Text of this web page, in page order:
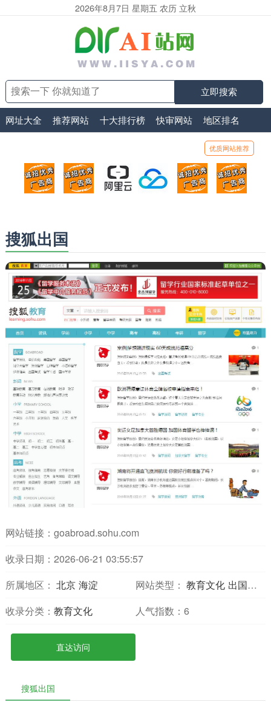
2026年8月7日 星期五 农历 立秋
立即搜索
网址大全 推荐网站 十大排行榜 快审网站 地区排名
优质网站推荐
顶部广告位1
广告位招商_广告位待售
顶部广告位2
广告位招商_广告位待售
阿里云
打折活动、99元/年
腾讯云
优惠打折，99元/年
顶部广告位5
广告位招商_
搜狐出国
网站链接： goabroad.sohu.com
收录日期：2026-06-21 03:55:57
所属地区： 北京 海淀 网站类型： 教育文化 出国留学
收录分类： 教育文化 人气指数： 6
直达访问
搜狐出国